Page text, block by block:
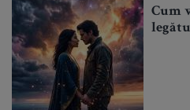
Cum